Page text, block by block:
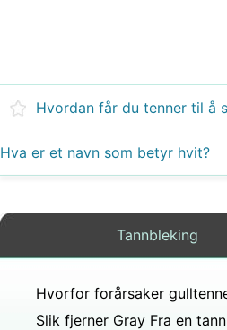
Hva er et navn som betyr hvit?
Tannbleking
Slik fjerner Gray Fra en tann